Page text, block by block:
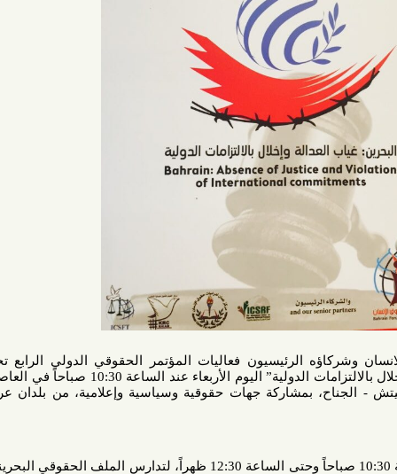
الرئيسيون فعاليات المؤتمر الحقوقي الدولي الرابع تحت
عنوان”البحرين: غياب العدالة وإخلال بالالتزامات الدولية” اليوم الأربعاء عند الساعة 10:30 صباحاً في العاصمة
بمشاركة جهات حقوقية وسياسية وإعلامية، من بلدان عربية
تمتد الجلسة الاجرائية من الساعة 10:30 صباحاً وحتى الساعة 12:30 ظهراً، لتدارس الملف الحقوقي البحريني،